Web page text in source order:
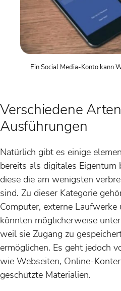
Ein Social Media-Konto kann
Verschiedene
Ausführungen
Natürlich gibt es einige
bereits als digitales
diese die am wenigsten
sind. Zu dieser Kategorie
Computer, externe Laufwerke
könnten möglicherweise
weil sie Zugang zu
ermöglichen. Es geht jedoch
wie Webseiten, Online-
geschützte Materialien.